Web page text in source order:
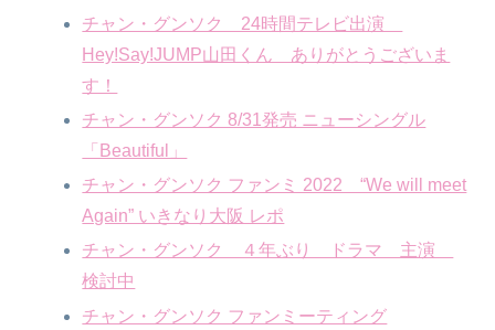
チャン・グンソク 24時間テレビ出演
Hey!Say!JUMP山田くん ありがとうございま
す！
チャン・グンソク 8/31発売 ニューシングル
「Beautiful」
チャン・グンソク ファンミ 2022 “We will meet
Again” いきなり大阪 レポ
チャン・グンソク ４年ぶり ドラマ 主演
検討中
チャン・グンソク ファンミーティング